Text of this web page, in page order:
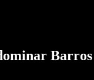
Barros